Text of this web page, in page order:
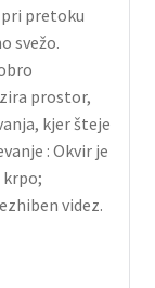
pretoku
svežo.
prostor,
kjer šteje
: Okvir je
krpo;
videz.